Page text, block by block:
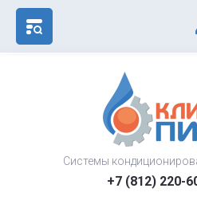
Системы
+7 (812) 220-